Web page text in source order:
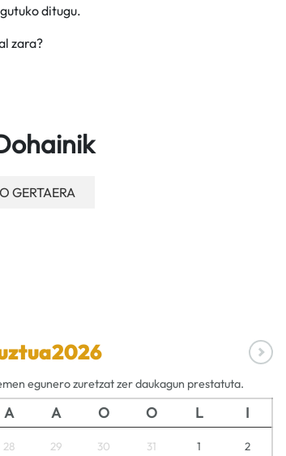
ditugu.
zara?
GERTAERA
2026
egunero zuretzat zer daukagun prestatuta.
A A O O L I
28 29 30 31 1 2